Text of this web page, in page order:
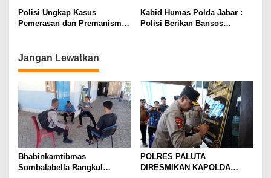
Dipertanyakan
Tindakan Tegas APH
Polisi Ungkap Kasus
Pemerasan dan Premanisme
Kabid Humas Polda Jabar :
Polisi Berikan Bansos
Jangan Lewatkan
Bhabinkamtibmas
Sombalabella Rangkul
POLRES PALUTA
DIRESMIKAN KAPOLDA